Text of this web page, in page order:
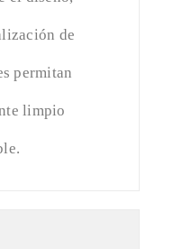
de
permitan
limpio